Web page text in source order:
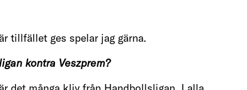
tillfället ges spelar jag gärna.
kontra Veszprem?